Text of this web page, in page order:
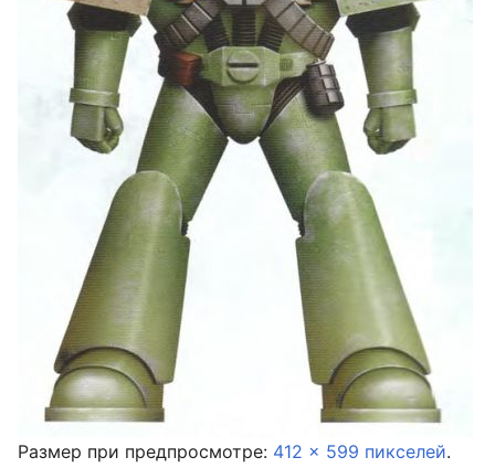
Размер при предпросмотре: 412 × 599 пикселей.